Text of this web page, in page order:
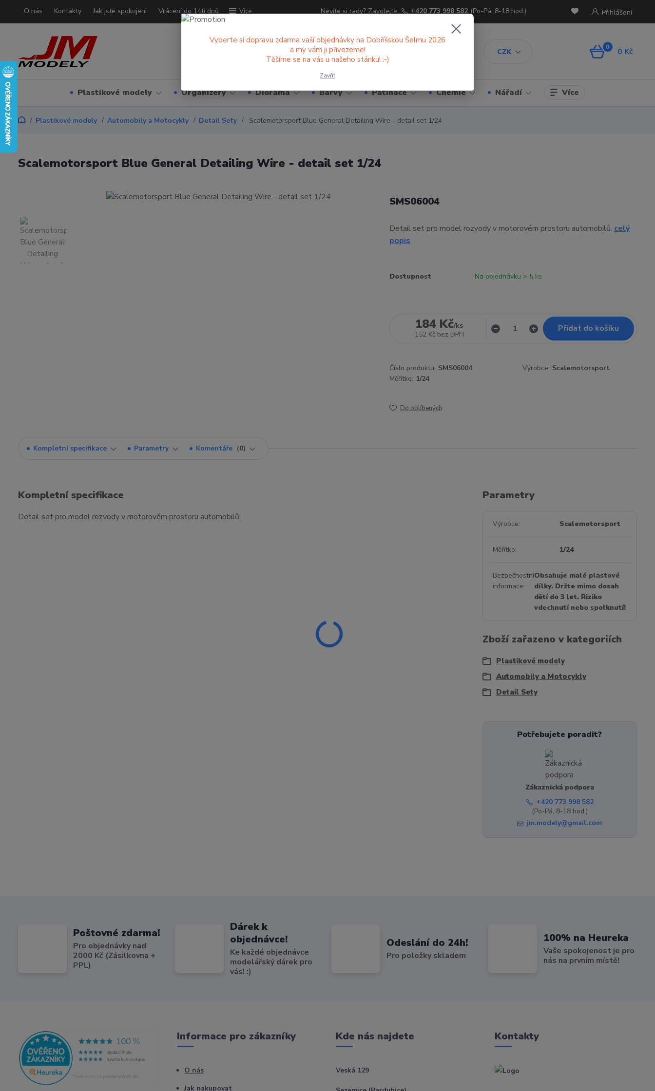
O nás Kontakty Jak jste spokojeni Vrácení do 14ti dnů Více
CZK
Přihlášení
Nevíte si rady? Zavolejte. +420 773 998 582 (Po-Pá, 8-18 hod.)
0 0 Kč
Plastikové modely Organizéry Diorama Barvy Patinace Chemie Nářadí Více
Plastikové modely Automobily a Motocykly Detail Sety Scalemotorsport Blue General Detailing Wire - detail set 1/24
Scalemotorsport Blue General Detailing Wire - detail set 1/24
SMS06004
Detail set pro model rozvody v motorovém prostoru automobilů. celý
popis
Dostupnost Na objednávku > 5 ks
184 Kč/ks
152 Kč bez DPH
Přidat do košíku
Číslo produktu: SMS06004 Výrobce: Scalemotorsport
Měřítko: 1/24
Do oblíbených
Kompletní specifikace Parametry Komentáře 0
Kompletní specifikace
Detail set pro model rozvody v motorovém prostoru automobilů.
Parametry
Výrobce Scalemotorsport
Měřítko 1/24
Bezpečnostní
informace
Obsahuje malé plastové
dílky. Držte mimo dosah
dětí do 3 let. Riziko
vdechnutí nebo spolknutí!
Zboží zařazeno v kategoriích
Plastikové modely
Automobily a Motocykly
Detail Sety
Potřebujete poradit?
Zákaznická podpora
+420 773 998 582
(Po-Pá, 8-18 hod.)
jm.modely@gmail.com
Poštovné zdarma!
Pro objednávky nad
2000 Kč (Zásilkovna +
PPL)
Dárek k
objednávce!
Ke každé objednávce
modelářský dárek pro
vás! :)
Odeslání do 24h!
Pro položky skladem
100% na Heureka
Vaše spokojenost je pro
nás na prvním místě!
Informace pro zákazníky
O nás
Jak nakupovat
Kde nás najdete
Veská 129
Kontakty
Vyberte si dopravu zdarma vaší objednávky na Dobříšskou Šelmu 2026
a my vám ji přivezeme!
Těšíme se na vás u našeho stánku! :-)
Zavřít